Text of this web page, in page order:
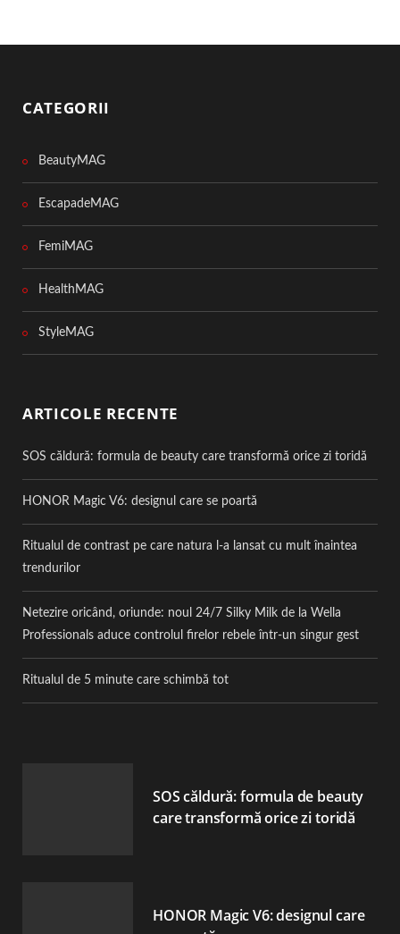
CATEGORII
BeautyMAG
EscapadeMAG
FemiMAG
HealthMAG
StyleMAG
ARTICOLE RECENTE
SOS căldură: formula de beauty care transformă orice zi toridă
HONOR Magic V6: designul care se poartă
Ritualul de contrast pe care natura l-a lansat cu mult înaintea
trendurilor
Netezire oricând, oriunde: noul 24/7 Silky Milk de la Wella
Professionals aduce controlul firelor rebele într-un singur gest
Ritualul de 5 minute care schimbă tot
SOS căldură: formula de beauty
care transformă orice zi toridă
HONOR Magic V6: designul care